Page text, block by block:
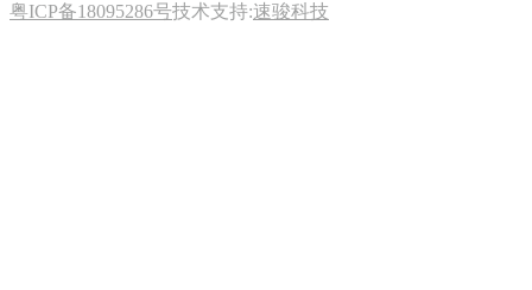
粤ICP备18095286号技术支持:速骏科技